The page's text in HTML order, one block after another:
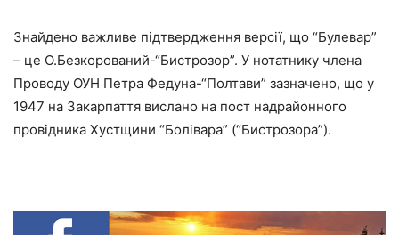
Знайдено важливе підтвердження версії, що “Булевар”
– це О.Безкорований-“Бистрозор”. У нотатнику члена
Проводу ОУН Петра Федуна-“Полтави” зазначено, що у
1947 на Закарпаття вислано на пост надрайонного
провідника Хустщини “Болівара” (“Бистрозора”).